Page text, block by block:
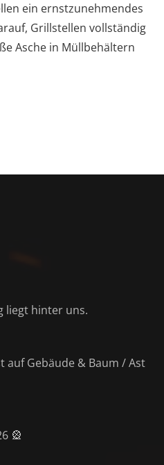
ein ernstzunehmendes
Grillstellen vollständig
Asche in Müllbehältern
liegt hinter uns.
auf Gebäude & Baum / Ast
🎡